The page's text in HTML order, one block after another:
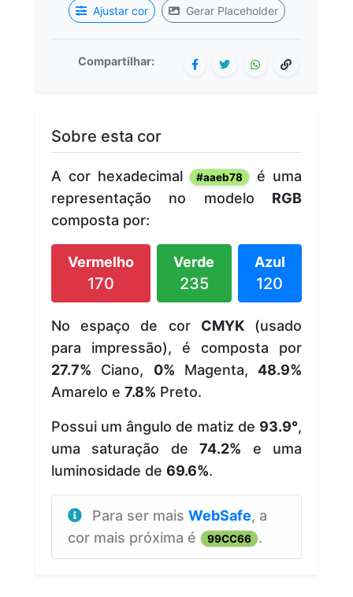
Ajustar cor Gerar Placeholder
Compartilhar:
Sobre esta cor
A cor hexadecimal #aaeb78
é uma
representação no modelo RGB
composta por:
Vermelho
170
Verde
235
Azul
120
No espaço de cor CMYK(usado
para impressão), é composta por
27.7% Ciano, 0% Magenta, 48.9%
Amarelo e 7.8% Preto.
Possui um ângulo de matiz de 93.9°,
uma saturação de74.2% e uma
luminosidade de 69.6%.
Para ser mais WebSafe, a
cor mais próxima é
99CC66 .